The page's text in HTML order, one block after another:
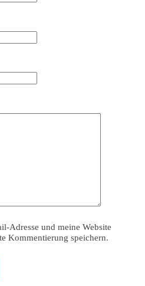
Adresse und meine Website
Kommentierung speichern.